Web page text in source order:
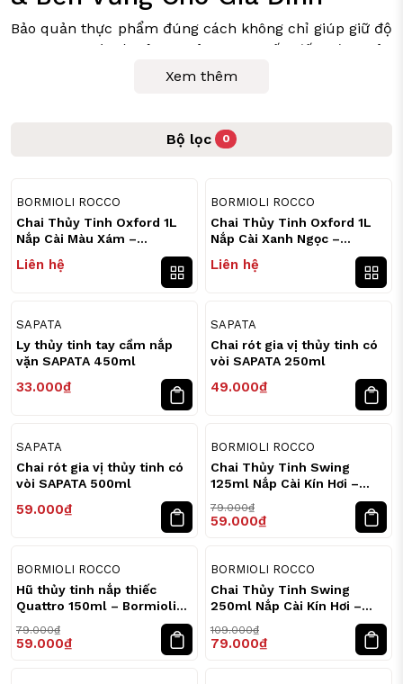
Bảo quản thực phẩm đúng cách không chỉ giúp giữ độ
tươi ngon mà còn ảnh hưởng trực tiếp đến sức khỏe
gia đình. Trong bối cảnh người tiêu dùng ngày càng
Vậy vì sao bảo quản thực phẩm bằng thủy tinh lại
phẩm phù hợp?
(Ảnh 1: Bảo quản thực phẩm bằng thủy tinh an toàn
cho gia đình)
Vì Sao Nên Bảo Quản Thực Phẩm Bằng Thủy Tinh?
Thủy tinh là vật liệu:
Không hấp thụ mùi
Không giữ màu
Không chứa BPA
Khác với nhựa, thủy tinh không bị thôi nhiễm khi tiếp
Xem thêm
Bộ lọc 0
BORMIOLI ROCCO
Chai Thủy Tinh Oxford 1L
Nắp Cài Màu Xám –
Liên hệ
BORMIOLI ROCCO
Chai Thủy Tinh Oxford 1L
Nắp Cài Xanh Ngọc –
Liên hệ
SAPATA
Ly thủy tinh tay cầm nắp
vặn SAPATA 450ml
33.000₫
SAPATA
Chai rót gia vị thủy tinh có
vòi SAPATA 250ml
49.000₫
SAPATA
Chai rót gia vị thủy tinh có
vòi SAPATA 500ml
59.000₫
BORMIOLI ROCCO
Chai Thủy Tinh Swing
125ml Nắp Cài Kín Hơi –
Bormioli Rocco
79.000₫
59.000₫
BORMIOLI ROCCO
Hũ thủy tinh nắp thiếc
Quattro 150ml – Bormioli
79.000₫
59.000₫
BORMIOLI ROCCO
Chai Thủy Tinh Swing
250ml Nắp Cài Kín Hơi –
Bormioli Rocco
109.000₫
79.000₫
DỤNG ĐỜI SỐNG